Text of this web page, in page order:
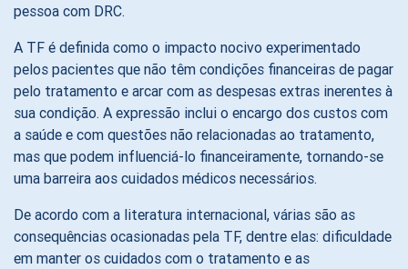
pessoa com DRC.
A TF é definida como o impacto nocivo experimentado
pelos pacientes que não têm condições financeiras de pagar
pelo tratamento e arcar com as despesas extras inerentes à
sua condição. A expressão inclui o encargo dos custos com
a saúde e com questões não relacionadas ao tratamento,
mas que podem influenciá-lo financeiramente, tornando-se
uma barreira aos cuidados médicos necessários.
De acordo com a literatura internacional, várias são as
consequências ocasionadas pela TF, dentre elas: dificuldade
em manter os cuidados com o tratamento e as